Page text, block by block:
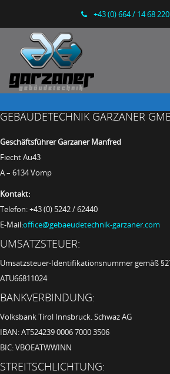
+43 (0) 664 / 14 68 220
GEBÄUDETECHNIK GARZANER
Geschäftsführer Garzaner Manfred
Fiecht Au43
A – 6134 Vomp
Kontakt:
Telefon: +43 (0) 5242 / 62440
E-Mail:office@gebaeudetechnik-garzaner.com
UMSATZSTEUER:
Umsatzsteuer-Identifikationsnummer gemäß
ATU66811024
BANKVERBINDUNG:
Volksbank Tirol Innsbruck. Schwaz AG
IBAN: AT524239 0006 7000 3506
BIC: VBOEATWWINN
STREITSCHLICHTUNG: